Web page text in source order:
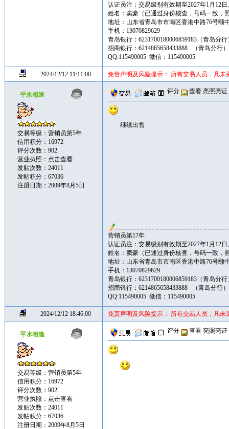
认证员注：交易级别有效期至2027年1月12日
姓名：窦豪（已通过身份核查，号码一致，
地址：山东省青岛市市南区香港中路76号颐
手机：13070829629
青岛银行：6231700180006859183（青岛分
招商银行：6214865658433888 （青岛分行
QQ:115490005 微信：115490005
2024/12/12 11:11:00 免责声明及风险提示： 所有交易人员，凡
平水相逢
交易等级：营销员第5年
信用积分：16972
评分次数：902
营业执照： 点击查看
发贴次数：24011
发帖积分：67036
注册日期：2009年8月5日
评分 查看 亮照亮证
继续出售
营销员第17年
认证员注：交易级别有效期至2027年1月12日
姓名：窦豪（已通过身份核查，号码一致，
地址：山东省青岛市市南区香港中路76号颐
手机：13070829629
青岛银行：6231700180006859183（青岛分
招商银行：6214865658433888 （青岛分行
QQ:115490005 微信：115490005
2024/12/12 18:46:00 免责声明及风险提示： 所有交易人员，凡
平水相逢
交易等级：营销员第5年
信用积分：16972
评分次数：902
营业执照： 点击查看
发贴次数：24011
发帖积分：67036
注册日期：2009年8月5日
评分 查看 亮照亮证